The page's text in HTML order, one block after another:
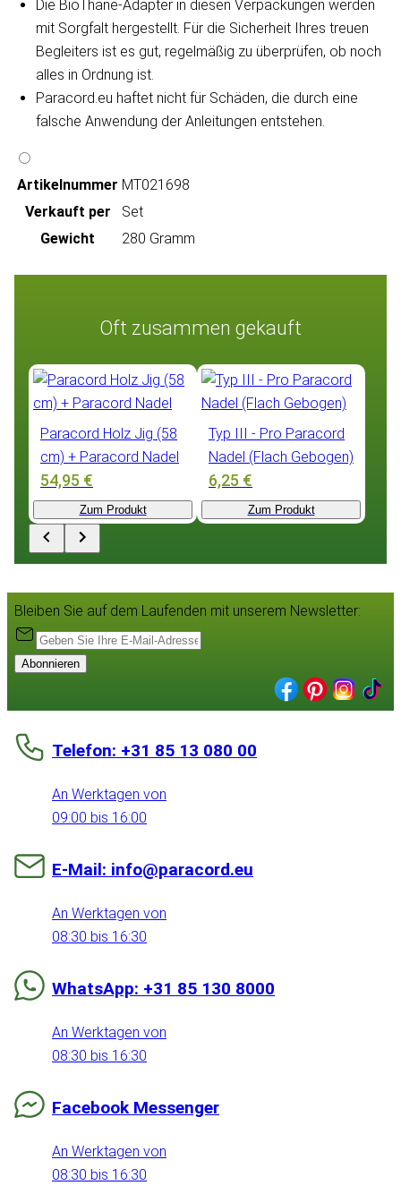
Die BioThane-Adapter in diesen Verpackungen werden
mit Sorgfalt hergestellt. Für die Sicherheit Ihres treuen
Begleiters ist es gut, regelmäßig zu überprüfen, ob noch
alles in Ordnung ist.
Paracord.eu haftet nicht für Schäden, die durch eine
falsche Anwendung der Anleitungen entstehen.
Artikeln‌ummer MT021698
Verkauft per
Set
Gewicht
280 Gramm
Oft zusammen gekauft
Paracord Holz Jig (58
cm) + Paracord Nadel
54,95 €
Zum Produkt
Typ III - Pro Paracord
Nadel (Flach Gebogen)
6,25 €
Zum Produkt
Bleiben Sie auf dem Laufenden mit unserem Newsletter:
Abonnieren
Telefon: +31 85 13 080 00
An Werktagen von
09:00 bis 16:00
E-Mail: info@paracord.eu
An Werktagen von
08:30 bis 16:30
WhatsApp: +31 85 130 8000
An Werktagen von
08:30 bis 16:30
Facebook Messenger
An Werktagen von
08:30 bis 16:30